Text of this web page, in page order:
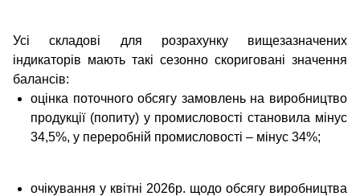
Усі складові для розрахунку вищезазначених
індикаторів мають такі сезонно скориговані значення
балансів:
оцінка поточного обсягу замовлень на виробництво
продукції (попиту) у промисловості становила мінус
34,5%, у переробній промисловості – мінус 34%;
очікування у квітні 2026р. щодо обсягу виробництва